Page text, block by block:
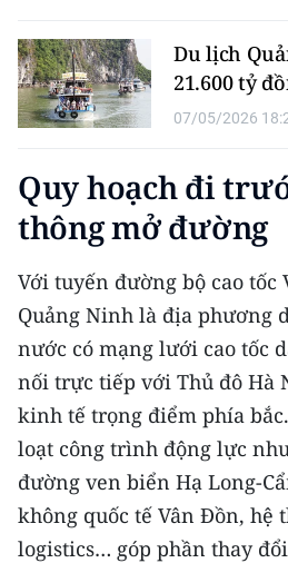
CHƯƠNG TRÌNH OCOP - MỖI
MỘT SẢN PHẨM
RADIO
MEDIA CENTER
E-Magazine
Video
Media Chính trị
Media Kinh tế
Media Văn hóa
Media Xã hội
Du lịch
21.600 tỷ
07/05/2026
Quy hoạch đi
thông mở đường
Với tuyến đường bộ cao tốc
Quảng Ninh là địa phương
nước có mạng lưới cao tốc
nối trực tiếp với Thủ đô Hà
kinh tế trọng điểm phía
loạt công trình động lực
đường ven biển Hạ Long-
không quốc tế Vân Đồn, hệ
logistics… góp phần thay